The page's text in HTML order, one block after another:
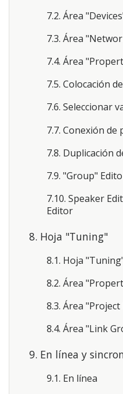
7.2. Área
7.3. Área
7.4. Área
7.5. Colocación
7.6. Seleccionar
7.7. Conexión de
7.8. Duplicación
7.9. "Group"
7.10. Speaker
Editor
8. Hoja "Tuning"
8.1. Hoja
8.2. Área
8.3. Área "Project
8.4. Área "Link
9. En línea y
9.1. En línea